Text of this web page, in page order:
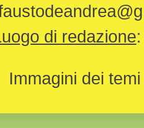
di redazione
Immagini dei